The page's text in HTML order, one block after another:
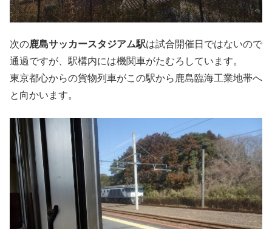
次の鹿島サッカースタジアム駅は試合開催日ではないので
通過ですが、駅構内には機関車がたむろしています。
東京都心からの貨物列車がこの駅から鹿島臨海工業地帯へ
と向かいます。